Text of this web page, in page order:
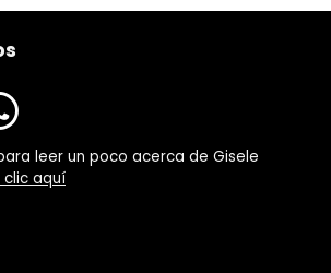
leer un poco acerca de Gisele
clic aquí